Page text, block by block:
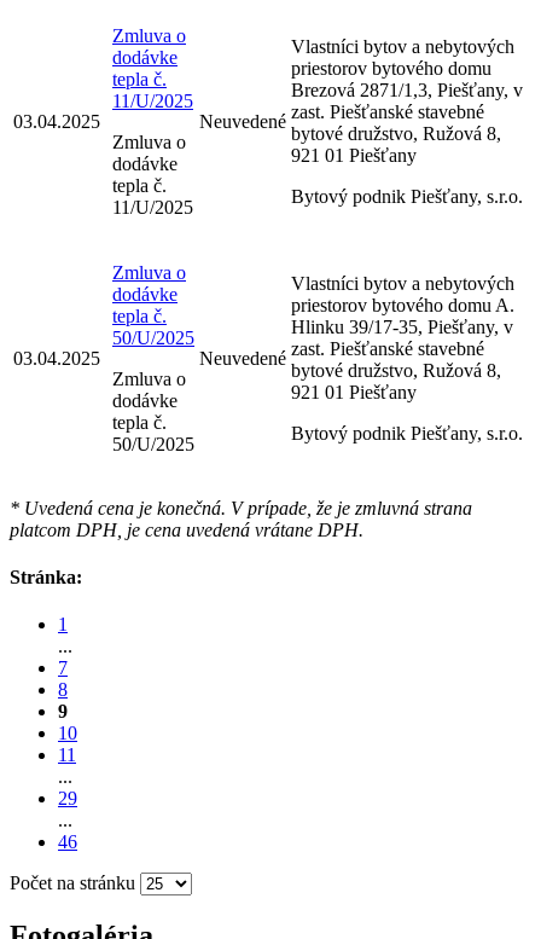
03.04.2025
Zmluva o
dodávke
tepla č.
11/U/2025
Zmluva o
dodávke
tepla č.
11/U/2025
Neuvedené
Vlastníci bytov a nebytových
priestorov bytového domu
Brezová 2871/1,3, Piešťany, v
zast. Piešťanské stavebné
bytové družstvo, Ružová 8,
921 01 Piešťany
Bytový podnik Piešťany, s.r.o.
03.04.2025
Zmluva o
dodávke
tepla č.
50/U/2025
Zmluva o
dodávke
tepla č.
50/U/2025
Neuvedené
Vlastníci bytov a nebytových
priestorov bytového domu A.
Hlinku 39/17-35, Piešťany, v
zast. Piešťanské stavebné
bytové družstvo, Ružová 8,
921 01 Piešťany
Bytový podnik Piešťany, s.r.o.
* Uvedená cena je konečná. V prípade, že je zmluvná strana
platcom DPH, je cena uvedená vrátane DPH.
Stránka:
1
...
7
8
9
10
11
...
29
...
46
Počet na stránku